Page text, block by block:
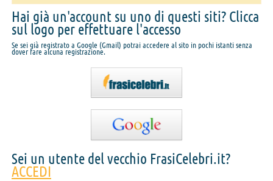
Hai già un'account su uno di questi siti? Clicca
sul logo per effettuare l'accesso
Se sei già registrato a Google (Gmail) potrai accedere al sito in pochi istanti senza
dover fare alcuna registrazione.
Sei un utente del vecchio FrasiCelebri.it?
ACCEDI